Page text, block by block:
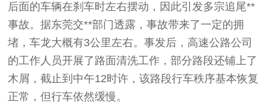
后面的车辆在刹车时左右摆动，因此引发多宗追尾**
事故。据东莞交**部门透露，事故带来了一定的拥
堵，车龙大概有3公里左右。事发后，高速公路公司
的工作人员开展了路面清洗工作，部分路段还铺上了
木屑，截止到中午12时许，该路段行车秩序基本恢复
正常，但行车依然缓慢。